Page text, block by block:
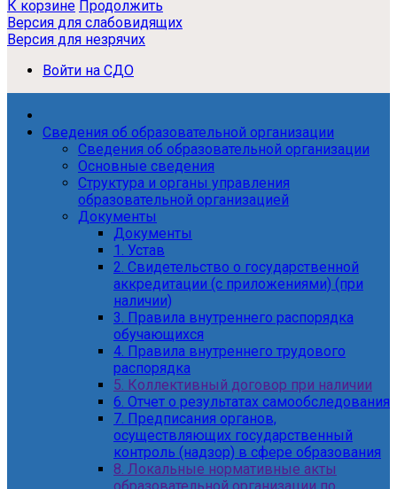
К корзине Продолжить
Версия для слабовидящих
Версия для незрячих
Войти на СДО
Сведения об образовательной организации
Сведения об образовательной организации
Основные сведения
Структура и органы управления
образовательной организацией
Документы
Документы
1. Устав
2. Свидетельство о государственной
аккредитации (с приложениями) (при
наличии)
3. Правила внутреннего распорядка
обучающихся
4. Правила внутреннего трудового
распорядка
5. Коллективный договор при наличии
6. Отчет о результатах самообследования
7. Предписания органов,
осуществляющих государственный
контроль (надзор) в сфере образования
8. Локальные нормативные акты